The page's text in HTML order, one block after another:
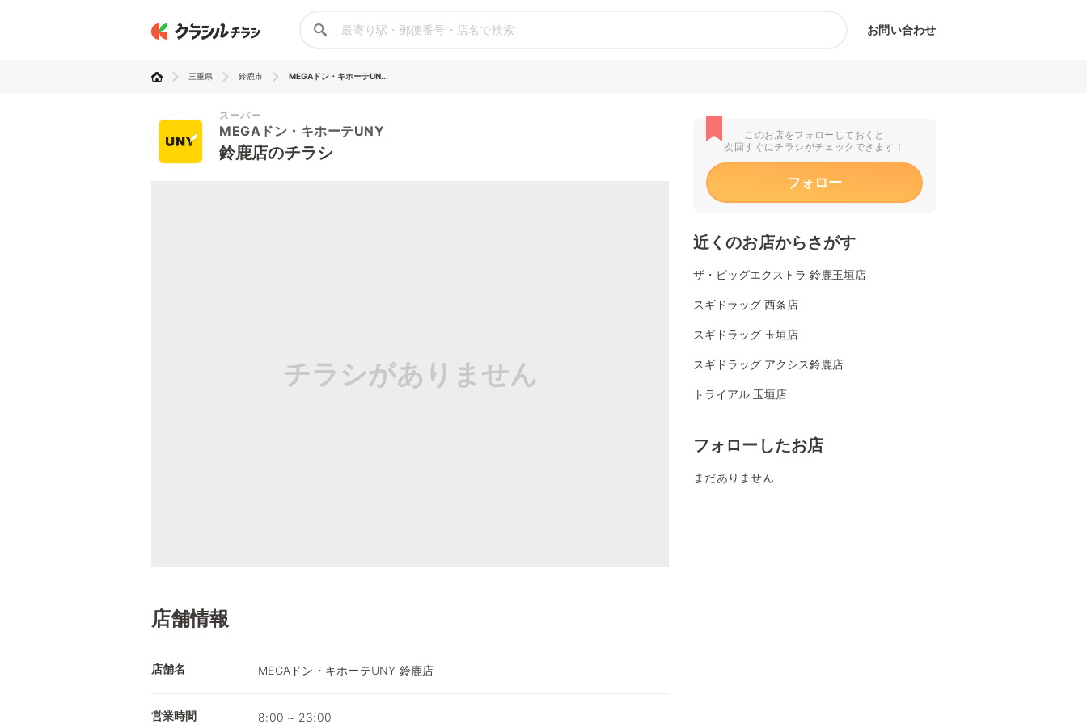
お問い合わせ
三重県 鈴鹿市 MEGAドン・キホーテUN...
スーパー
MEGAドン・キホーテUNY
鈴鹿店のチラシ
チラシがありません
店舗情報
店舗名 MEGAドン・キホーテUNY 鈴鹿店
営業時間 8:00 ~ 23:00
このお店をフォローしておくと
次回すぐにチラシがチェックできます！
フォロー
近くのお店からさがす
ザ・ビッグエクストラ 鈴鹿玉垣店
スギドラッグ 西条店
スギドラッグ 玉垣店
スギドラッグ アクシス鈴鹿店
トライアル 玉垣店
フォローしたお店
まだありません